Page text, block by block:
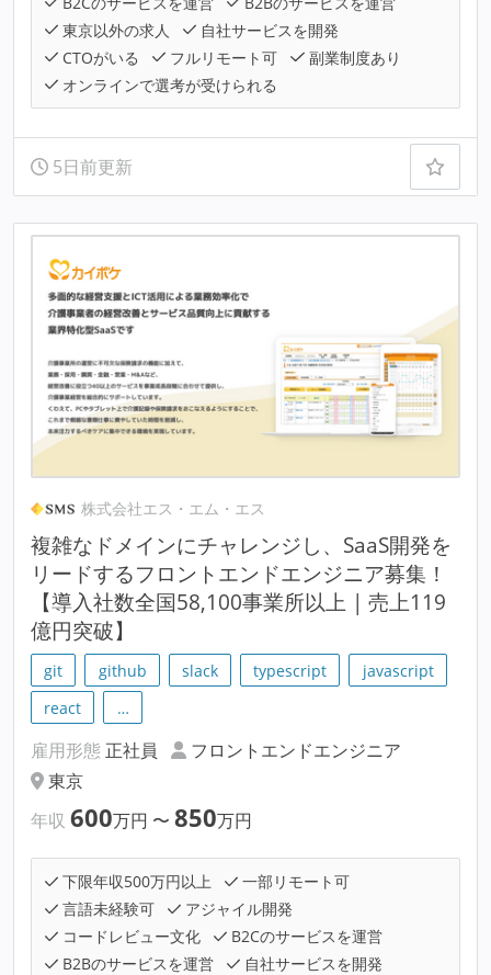
東京以外の求人
自社サービスを開発
CTOがいる
フルリモート可
副業制度あり
オンラインで選考が受けられる
5日前更新
株式会社エス・エム・エス
複雑なドメインにチャレンジし、SaaS開発を
リードするフロントエンドエンジニア募集！
【導入社数全国58,100事業所以上 | 売上119
億円突破】
git github slack typescript
javascript
react
…
雇用形態 正社員
フロントエンドエンジニア
東京
年収 600万円 〜 850万円
下限年収500万円以上
一部リモート可
言語未経験可
アジャイル開発
コードレビュー文化
B2Cのサービスを運営
B2Bのサービスを運営
自社サービスを開発